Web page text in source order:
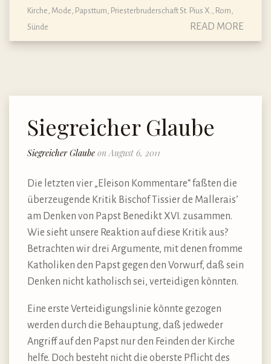
Kirche, Mode, Papsttum, Priesterbruderschaft St. Pius X., Rom,
Sünde
READ MORE
Siegreicher Glaube
Siegreicher Glaube on August 6, 2011
Die letzten vier „Eleison Kommentare“ faßten die
überzeugende Kritik Bischof Tissier de Mallerais’
am Denken von Papst Benedikt XVI. zusammen.
Wie sieht unsere Reaktion auf diese Kritik aus?
Betrachten wir drei Argumente, mit denen fromme
Katholiken den Papst gegen den Vorwurf, daß sein
Denken nicht katholisch sei, verteidigen könnten.
Eine erste Verteidigungslinie könnte gezogen
werden durch die Behauptung, daß jedweder
Angriff auf den Papst nur den Feinden der Kirche
helfe. Doch besteht nicht die oberste Pflicht des